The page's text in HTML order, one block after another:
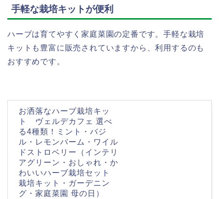
手軽な栽培キットが便利
ハーブは育てやすく家庭菜園の定番です。手軽な栽培
キットも豊富に販売されていますから、利用するのも
おすすめです。
お洒落なハーブ栽培キッ
ト ヴェルデカフェ 選べ
る4種類！ミント・バジ
ル・レモンバーム・ワイル
ドストロベリー（インテリ
アグリーン・おしゃれ・か
わいいハーブ栽培セット
栽培キット・ガーデニン
グ・家庭菜園 母の日）